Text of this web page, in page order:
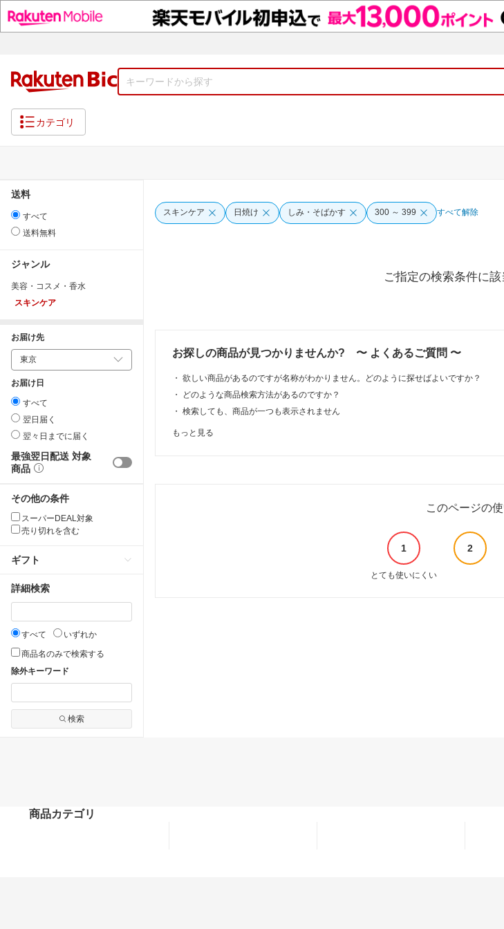
カテゴリ
送料
すべて
送料無料
ジャンル
美容・コスメ・香水
スキンケア
お届け先
お届け日
すべて
翌日届く
翌々日までに届く
最強翌日配送 対象
商品
その他の条件
スーパーDEAL対象
売り切れを含む
ギフト
詳細検索
すべて
いずれか
商品名のみで検索する
除外キーワード
検索
スキンケア 日焼け しみ・そばかす 300 ～ 399 すべて解除
ご指定の検索条件に
お探しの商品が見つかりませんか? 〜 よくあるご質問 〜
・ 欲しい商品があるのですが名称がわかりません。どのように探せばよいですか？
・
どのような商品検索方法があるのですか？
・ 検索しても、商品が一つも表示されません
もっと見る
このページの
1 2
とても使いにくい
商品カテゴリ